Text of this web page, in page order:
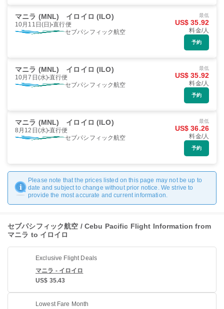
マニラ (MNL) イロイロ (ILO)
10月11日(日) 直行便
セブパシフィック航空
最低
US$ 35.92
料金/人
予約
マニラ (MNL) イロイロ (ILO)
10月7日(水) 直行便
セブパシフィック航空
最低
US$ 35.92
料金/人
予約
マニラ (MNL) イロイロ (ILO)
8月12日(水) 直行便
セブパシフィック航空
最低
US$ 36.26
料金/人
予約
Please note that the prices listed on this page may not be up to
date and subject to change without prior notice. We strive to
provide the most accurate and current information.
セブパシフィック航空 / Cebu Pacific Flight Information from
マニラ to イロイロ
Exclusive Flight Deals
マニラ - イロイロ
US$ 35.43
Lowest Fare Month